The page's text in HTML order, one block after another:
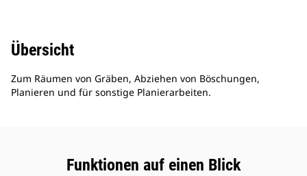
Übersicht
Zum Räumen von Gräben, Abziehen von Böschungen,
Planieren und für sonstige Planierarbeiten.
Funktionen auf einen Blick